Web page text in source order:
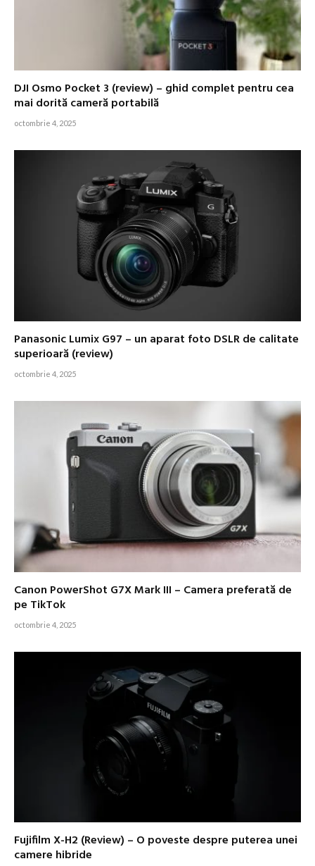
DJI Osmo Pocket 3 (review) – ghid complet pentru cea
mai dorită cameră portabilă
octombrie 4, 2025
Panasonic Lumix G97 – un aparat foto DSLR de calitate
superioară (review)
octombrie 4, 2025
Canon PowerShot G7X Mark III – Camera preferată de
pe TikTok
octombrie 4, 2025
Fujifilm X-H2 (Review) – O poveste despre puterea unei
camere hibride